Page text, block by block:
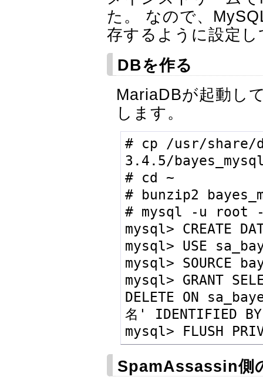
た。 なので、
存するように設定
DBを作る
MariaDBが起動し
します。
# cp /usr/share/
3.4.5/
# cd ~
# bunzip2
# mysql -u root
mysql> CREATE
mysql> USE
mysql> SOURCE
mysql> GRANT
DELETE ON
名' IDENTIFIED
mysql> FLUSH
SpamAssassin側